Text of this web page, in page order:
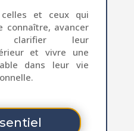
et ceux qui
connaître, avancer
clarifier leur
et vivre une
dans leur vie